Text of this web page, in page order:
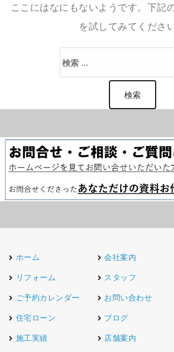
ここにはなにもないようです。下記
を試してみてください
ホーム
リフォーム
ご予約カレンダー
住宅ローン
施工実績
会社案内
スタッフ
お問い合わせ
ブログ
店舗案内